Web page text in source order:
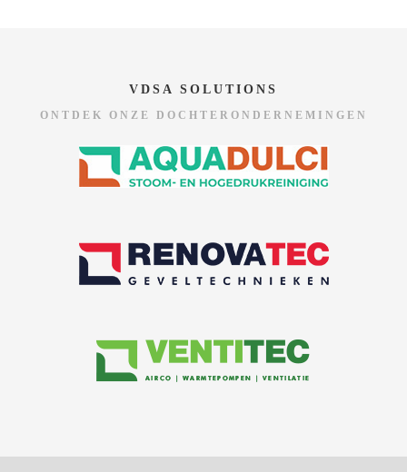
VDSA SOLUTIONS
ONTDEK ONZE DOCHTERONDERNEMINGEN